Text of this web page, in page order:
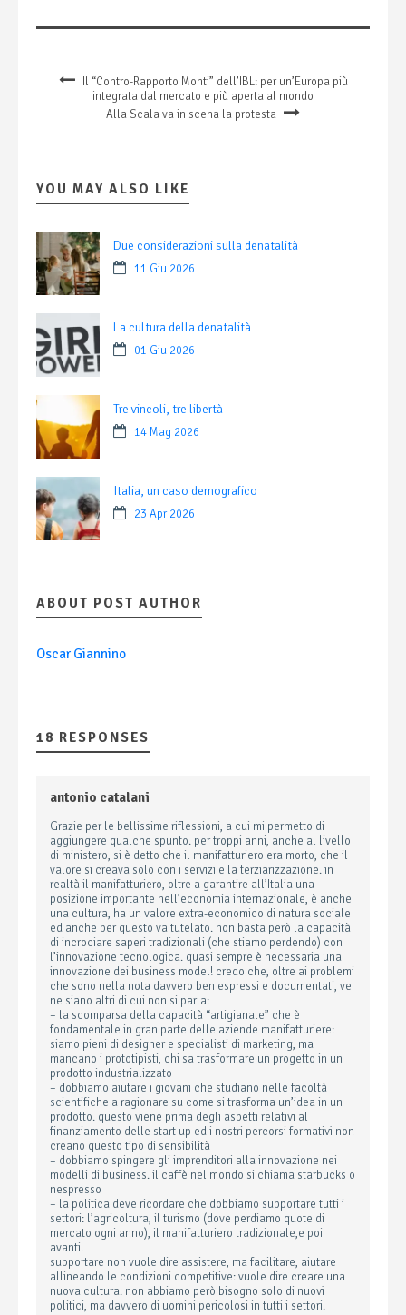
Il “Contro-Rapporto Monti” dell’IBL: per un’Europa più
integrata dal mercato e più aperta al mondo
Alla Scala va in scena la protesta
YOU MAY ALSO LIKE
Due considerazioni sulla denatalità
11 Giu 2026
La cultura della denatalità
01 Giu 2026
Tre vincoli, tre libertà
14 Mag 2026
Italia, un caso demografico
23 Apr 2026
ABOUT POST AUTHOR
Oscar Giannino
18 RESPONSES
antonio catalani
Grazie per le bellissime riflessioni, a cui mi permetto di
aggiungere qualche spunto. per troppi anni, anche al livello
di ministero, si è detto che il manifatturiero era morto, che il
valore si creava solo con i servizi e la terziarizzazione. in
realtà il manifatturiero, oltre a garantire all’Italia una
posizione importante nell’economia internazionale, è anche
una cultura, ha un valore extra-economico di natura sociale
ed anche per questo va tutelato. non basta però la capacità
di incrociare saperi tradizionali (che stiamo perdendo) con
l’innovazione tecnologica. quasi sempre è necessaria una
innovazione dei business model! credo che, oltre ai problemi
che sono nella nota davvero ben espressi e documentati, ve
ne siano altri di cui non si parla:
– la scomparsa della capacità “artigianale” che è
fondamentale in gran parte delle aziende manifatturiere:
siamo pieni di designer e specialisti di marketing, ma
mancano i prototipisti, chi sa trasformare un progetto in un
prodotto industrializzato
– dobbiamo aiutare i giovani che studiano nelle facoltà
scientifiche a ragionare su come si trasforma un’idea in un
prodotto. questo viene prima degli aspetti relativi al
finanziamento delle start up ed i nostri percorsi formativi non
creano questo tipo di sensibilità
– dobbiamo spingere gli imprenditori alla innovazione nei
modelli di business. il caffè nel mondo si chiama starbucks o
nespresso
– la politica deve ricordare che dobbiamo supportare tutti i
settori: l’agricoltura, il turismo (dove perdiamo quote di
mercato ogni anno), il manifatturiero tradizionale,e poi
avanti.
supportare non vuole dire assistere, ma facilitare, aiutare
allineando le condizioni competitive: vuole dire creare una
nuova cultura. non abbiamo però bisogno solo di nuovi
politici, ma davvero di uomini pericolosi in tutti i settori.